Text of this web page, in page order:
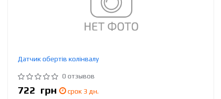
Датчик обертів колінвалу
0 отзывов
722 грн
срок 3 дн.